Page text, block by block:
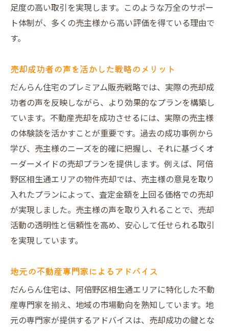
相続不動産売却で知っておくべきこと
だんらん住宅の専門知識を活かした提案
足度の高い取引を実現します。このような万全のサポー
ト体制が、多くの売主様から高い評価を得ている理由で
す。
売却成功者の声を活かした戦略のメリット
だんらん住宅のプレミアム販売戦略では、実際の売却成
功者の声を反映しながら、より効果的なプランを構築し
ています。不動産売却を成功させるには、実際の売主様
の体験談を活かすことが重要です。過去の成功事例から
学び、売主様のニーズを的確に把握し、それに基づくオ
ーダーメイドの売却プランを提供します。例えば、阿倍
野区相生通エリアの物件売却では、売主様の意見を取り
入れたプランによって、査定金額を上回る価格での売却
が実現しました。売主様の声を取り入れることで、売却
活動の透明性と信頼性を高め、安心して任せられる取引
を実現しています。
地元の不動産専門家によるアドバイス
だんらん住宅は、阿倍野区相生通エリアに特化した不動
産専門家を揃え、地域の市場動向を熟知しています。地
元の専門家が提供するアドバイスは、売却成功の鍵とな